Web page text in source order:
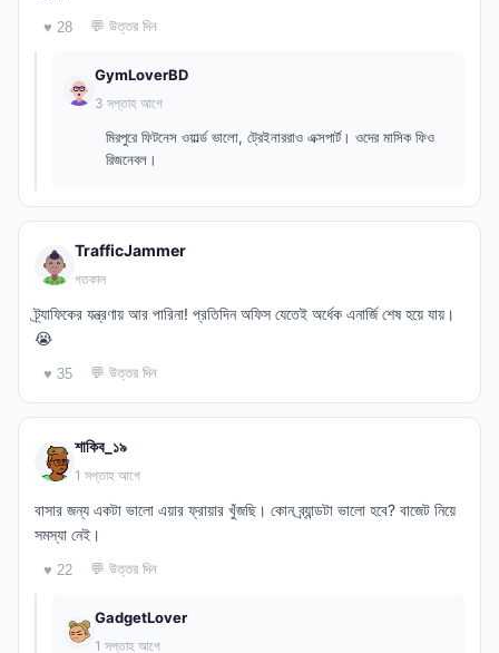
♥ 28 💬 উত্তর দিন
GymLoverBD
3 সপ্তাহ আগে
মিরপুরে ফিটনেস ওয়ার্ল্ড ভালো, ট্রেইনাররাও এক্সপার্ট। ওদের মাসিক ফিও
রিজনেবল।
TrafficJammer
গতকাল
ট্র্যাফিকের যন্ত্রণায় আর পারিনা! প্রতিদিন অফিস যেতেই অর্ধেক এনার্জি শেষ হয়ে যায়।
😭
♥ 35 💬 উত্তর দিন
শাকিব_১৯
1 সপ্তাহ আগে
বাসার জন্য একটা ভালো এয়ার ফ্রায়ার খুঁজছি। কোন ব্র্যান্ডটা ভালো হবে? বাজেট নিয়ে
সমস্যা নেই।
♥ 22 💬 উত্তর দিন
GadgetLover
1 সপ্তাহ আগে